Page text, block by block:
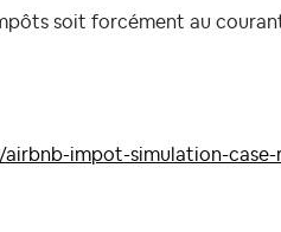
soit forcément au
impot-simulation-case-